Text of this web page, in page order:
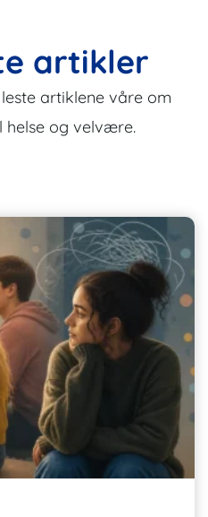
artikler
artiklene våre om
helse og velvære.